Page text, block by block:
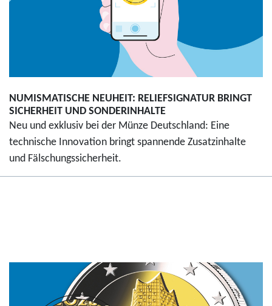
NUMISMATISCHE NEUHEIT: RELIEFSIGNATUR BRINGT
SICHERHEIT UND SONDERINHALTE
Neu und exklusiv bei der Münze Deutschland: Eine
technische Innovation bringt spannende Zusatzinhalte
und Fälschungssicherheit.